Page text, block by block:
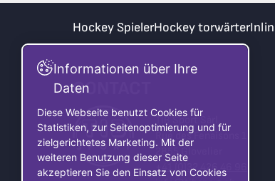
Hockey SpielerHockey torwärter
CONTACT
TIB Sport Sàrl
Rue des Fenaisons 1
2855 Glovelier
+41 (0)32 426 46 96
Informationen über Ihre
Daten
Diese Webseite benutzt Cookies für
Statistiken, zur Seitenoptimierung und für
zielgerichtetes Marketing. Mit der
weiteren Benutzung dieser Seite
akzeptieren Sie den Einsatz von Cookies